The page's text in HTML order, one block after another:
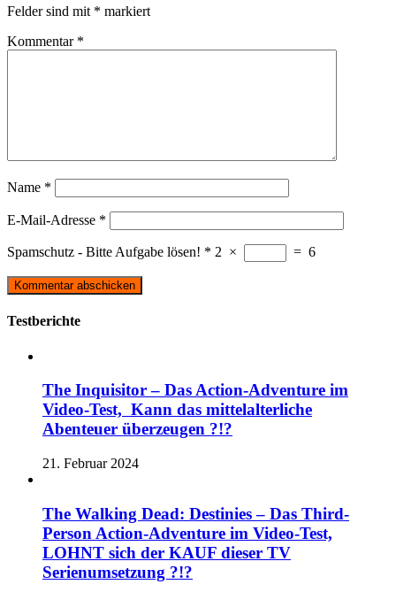
Felder sind mit * markiert
Kommentar *
Name *
E-Mail-Adresse *
Spamschutz - Bitte Aufgabe lösen! * 2 × = 6
Testberichte
The Inquisitor – Das Action-Adventure im
Video-Test, Kann das mittelalterliche
Abenteuer überzeugen ?!?
21. Februar 2024
The Walking Dead: Destinies – Das Third-
Person Action-Adventure im Video-Test,
LOHNT sich der KAUF dieser TV
Serienumsetzung ?!?